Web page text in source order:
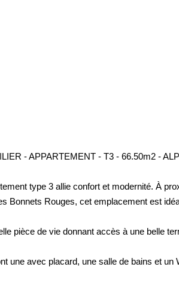
- APPARTEMENT - T3 - 66.50m2 -
type 3 allie confort et modernité. À
Bonnets Rouges, cet emplacement est
pièce de vie donnant accès à une belle
une avec placard, une salle de bains et un